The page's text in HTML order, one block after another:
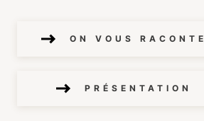
ON VOUS RACONTE
PRÉSENTATION